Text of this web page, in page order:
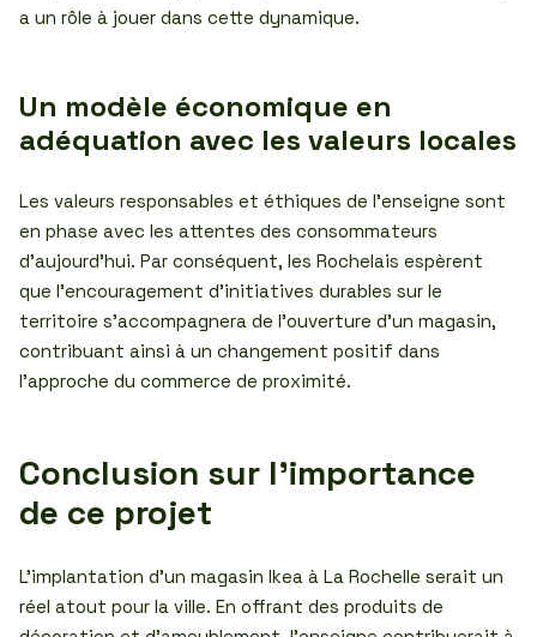
a un rôle à jouer dans cette dynamique.
Un modèle économique en
adéquation avec les valeurs locales
Les valeurs responsables et éthiques de l’enseigne sont
en phase avec les attentes des consommateurs
d’aujourd’hui. Par conséquent, les Rochelais espèrent
que l’encouragement d’initiatives durables sur le
territoire s’accompagnera de l’ouverture d’un magasin,
contribuant ainsi à un changement positif dans
l’approche du commerce de proximité.
Conclusion sur l’importance
de ce projet
L’implantation d’un magasin Ikea à La Rochelle serait un
réel atout pour la ville. En offrant des produits de